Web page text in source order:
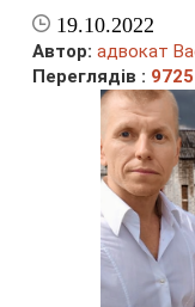
19.10.2022
Автор: адвокат
Переглядів : 9725